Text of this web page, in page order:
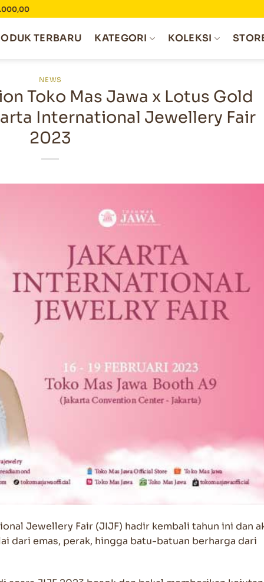
TERBARU KATEGORI KOLEKSI
NEWS
Toko Mas Jawa x Lotus Gold
International Jewellery Fair
2023
Jewellery Fair (JIJF) hadir kembali tahun ini dan
dari emas, perak, hingga batu-batuan berharga dari